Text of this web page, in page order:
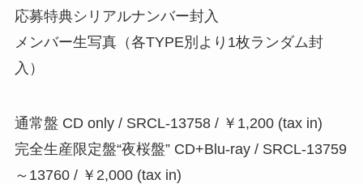
応募特典シリアルナンバー封入
メンバー生写真（各TYPE別より1枚ランダム封
入）
通常盤 CD only / SRCL-13758 / ￥1,200 (tax in)
完全生産限定盤“夜桜盤” CD+Blu-ray / SRCL-13759
～13760 / ￥2,000 (tax in)